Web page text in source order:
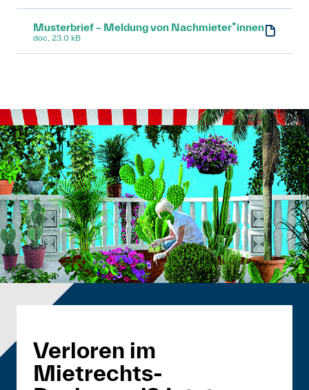
Musterbrief – Meldung von Nachmieter*innen
doc, 23.0 kB
Verloren im
Mietrechts-